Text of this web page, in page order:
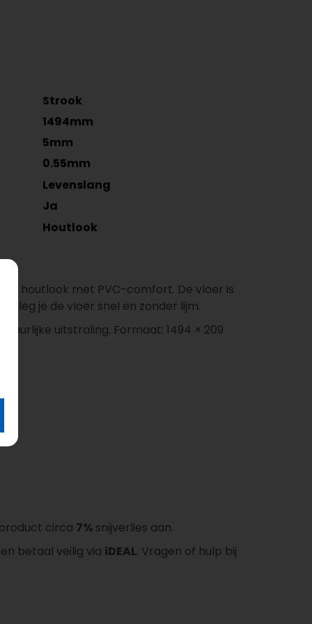
Strook
1494mm
5mm
0.55mm
Levenslang
Ja
Houtlook
houtlook met PVC-comfort. De vloer is
leg je de vloer snel en zonder lijm.
uitstraling. Formaat: 1494 × 209
circa 7% snijverlies aan.
betaal veilig via iDEAL. Vragen of hulp bij